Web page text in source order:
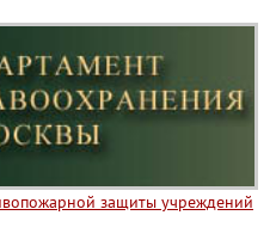
защиты учреждений